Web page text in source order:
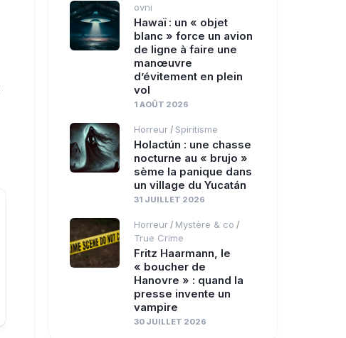
ovni
Hawaï : un « objet
blanc » force un avion
de ligne à faire une
manœuvre
d’évitement en plein
vol
1 AOÛT 2026
Horreur / Spiritisme
Holactún : une chasse
nocturne au « brujo »
sème la panique dans
un village du Yucatán
31 JUILLET 2026
Horreur / Mystère & co /
True Crime
Fritz Haarmann, le
« boucher de
Hanovre » : quand la
presse invente un
vampire
30 JUILLET 2026